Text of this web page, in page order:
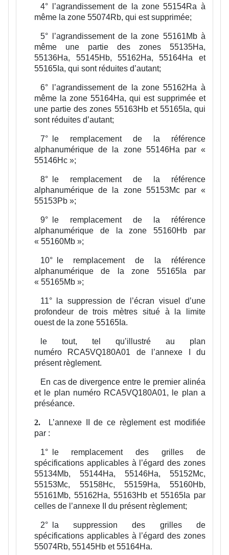
4°
l’agrandissement de la zone 55154Ra à
même la zone 55074Rb, qui est supprimée;
5°
l’agrandissement de la zone 55161Mb à
même une partie des zones 55135Ha,
55136Ha, 55145Hb, 55162Ha, 55164Ha et
55165Ia, qui sont réduites d’autant;
6°
l’agrandissement de la zone 55162Ha à
même la zone 55164Ha, qui est supprimée et
une partie des zones 55163Hb et 55165Ia, qui
sont réduites d’autant;
7°
le remplacement de la référence
alphanumérique de la zone 55146Ha par «
55146Hc »;
8°
le remplacement de la référence
alphanumérique de la zone 55153Mc par «
55153Pb »;
9°
le remplacement de la référence
alphanumérique de la zone 55160Hb par
« 55160Mb »;
10°
le remplacement de la référence
alphanumérique de la zone 55165Ia par
« 55165Mb »;
11°
la suppression de l’écran visuel d’une
profondeur de trois mètres situé à la limite
ouest de la zone 55165Ia.
le tout, tel qu’illustré au plan
numéro RCA5VQ180A01 de l’annexe I du
présent règlement.
En cas de divergence entre le premier alinéa
et le plan numéro RCA5VQ180A01, le plan a
préséance.
2.
L’annexe II de ce règlement est modifiée
par :
1°
le remplacement des grilles de
spécifications applicables à l’égard des zones
55134Mb, 55144Ha, 55146Ha, 55152Mc,
55153Mc, 55158Hc, 55159Ha, 55160Hb,
55161Mb, 55162Ha, 55163Hb et 55165Ia par
celles de l’annexe II du présent règlement;
2°
la suppression des grilles de
spécifications applicables à l’égard des zones
55074Rb, 55145Hb et 55164Ha.